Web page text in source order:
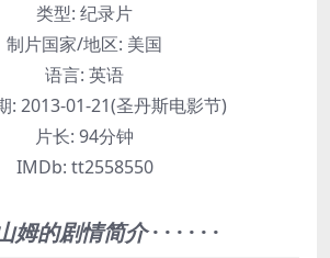
类型: 纪录片
制片国家/地区: 美国
语言: 英语
: 2013-01-21(圣丹斯电影节)
片长: 94分钟
IMDb: tt2558550
姆的剧情简介· · · · · ·